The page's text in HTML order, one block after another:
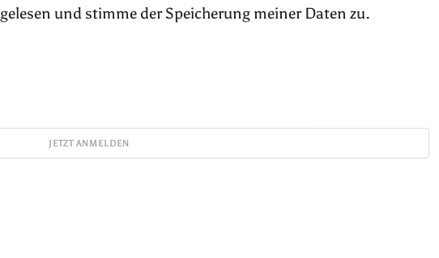
gelesen und stimme der Speicherung meiner Daten zu.